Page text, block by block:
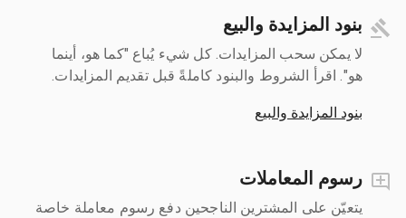
بنود المزايدة والبيع
لا يمكن سحب المزايدات. كل شيء يُباع "كما هو، أينما
هو". اقرأ الشروط والبنود كاملةً قبل تقديم المزايدات.
بنود المزايدة والبيع
رسوم المعاملات
يتعيّن على المشترين الناجحين دفع رسوم معاملة خاصة